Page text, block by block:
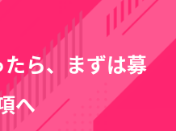
ら、まずは募
へ